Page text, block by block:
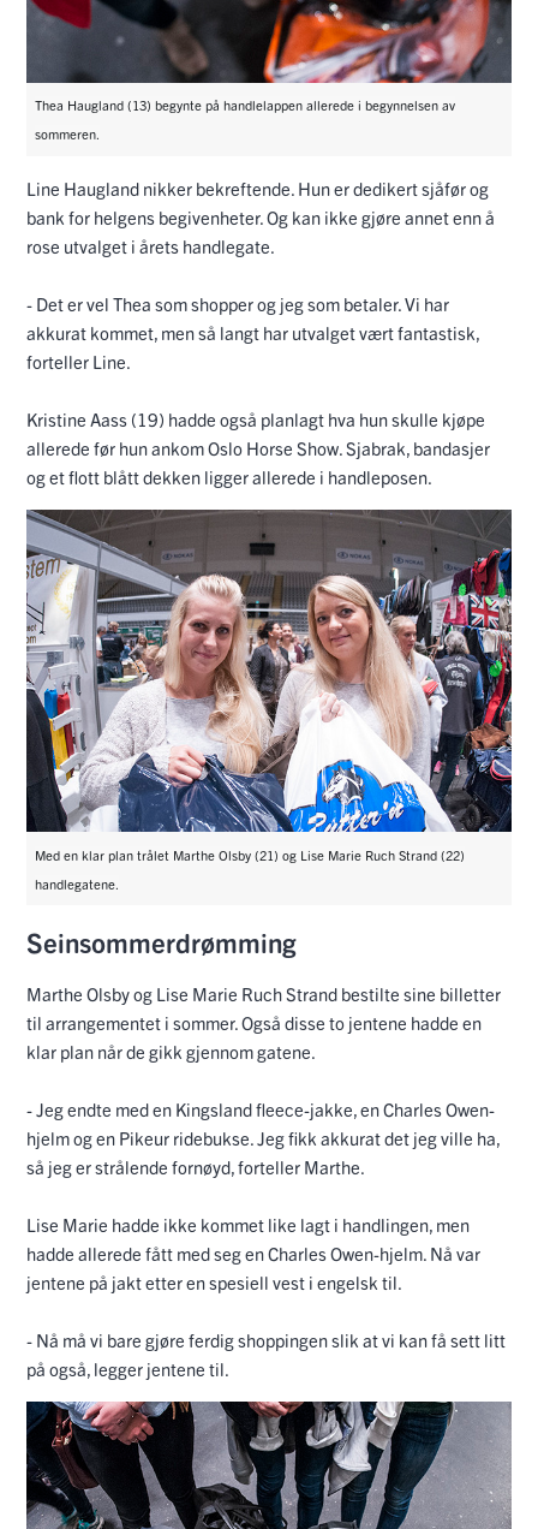
Thea Haugland (13) begynte på handlelappen allerede i begynnelsen av
sommeren.
Line Haugland nikker bekreftende. Hun er dedikert sjåfør og
bank for helgens begivenheter. Og kan ikke gjøre annet enn å
rose utvalget i årets handlegate.
- Det er vel Thea som shopper og jeg som betaler. Vi har
akkurat kommet, men så langt har utvalget vært fantastisk,
forteller Line.
Kristine Aass (19) hadde også planlagt hva hun skulle kjøpe
allerede før hun ankom Oslo Horse Show. Sjabrak, bandasjer
og et flott blått dekken ligger allerede i handleposen.
Med en klar plan trålet Marthe Olsby (21) og Lise Marie Ruch Strand (22)
handlegatene.
Seinsommerdrømming
Marthe Olsby og Lise Marie Ruch Strand bestilte sine billetter
til arrangementet i sommer. Også disse to jentene hadde en
klar plan når de gikk gjennom gatene.
- Jeg endte med en Kingsland fleece-jakke, en Charles Owen-
hjelm og en Pikeur ridebukse. Jeg fikk akkurat det jeg ville ha,
så jeg er strålende fornøyd, forteller Marthe.
Lise Marie hadde ikke kommet like lagt i handlingen, men
hadde allerede fått med seg en Charles Owen-hjelm. Nå var
jentene på jakt etter en spesiell vest i engelsk til.
- Nå må vi bare gjøre ferdig shoppingen slik at vi kan få sett litt
på også, legger jentene til.